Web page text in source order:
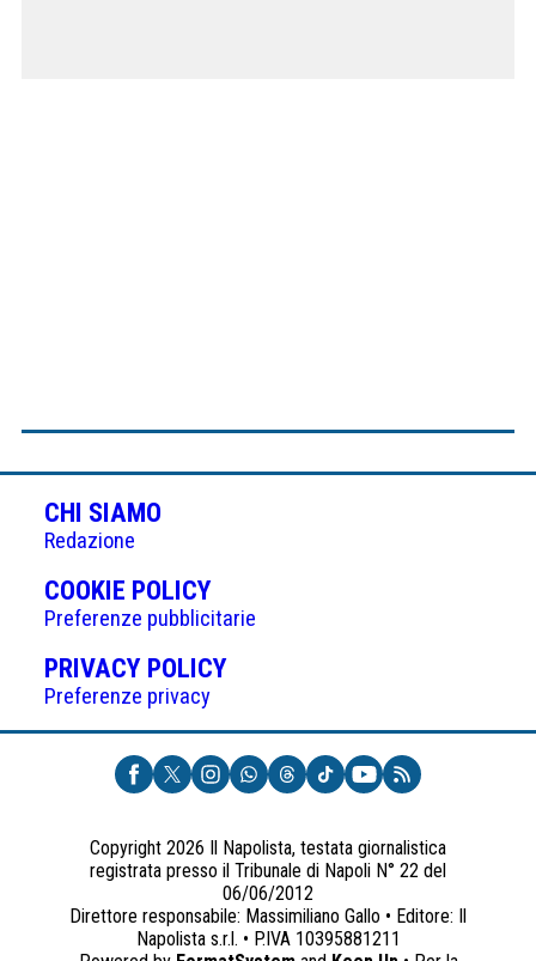
CHI SIAMO
Redazione
COOKIE POLICY(APRE
IN
UNA
NUOVA
Preferenze pubblicitarie
PRIVACY POLICY(APRE
UNA
NUOVA
SCHEDA)
Preferenze privacy
Copyright 2026 Il Napolista, testata giornalistica
registrata presso il Tribunale di Napoli N° 22 del
06/06/2012
Direttore responsabile: Massimiliano Gallo • Editore: Il
Napolista s.r.l. • P.IVA 10395881211